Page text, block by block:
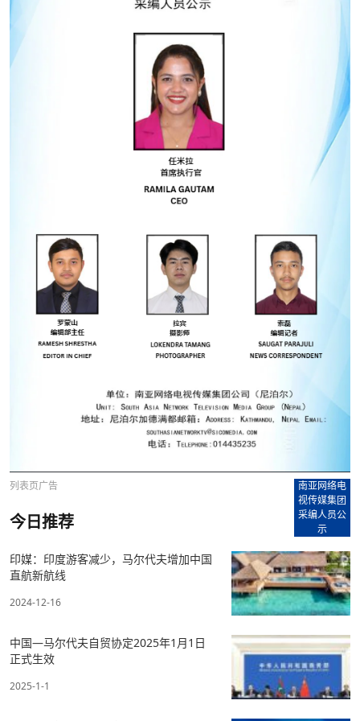
列表页广告
南亚网络电
视传媒集团
采编人员公
示
今日推荐
印媒：印度游客减少，马尔代夫增加中国
直航新航线
2024-12-16
中国—马尔代夫自贸协定2025年1月1日
正式生效
2025-1-1